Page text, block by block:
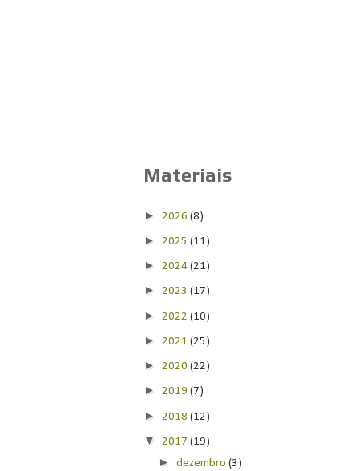
Materiais
► 2026(8)
► 2025(11)
► 2024(21)
► 2023(17)
► 2022(10)
► 2021(25)
► 2020(22)
► 2019(7)
► 2018(12)
▼ 2017(19)
►dezembro(3)